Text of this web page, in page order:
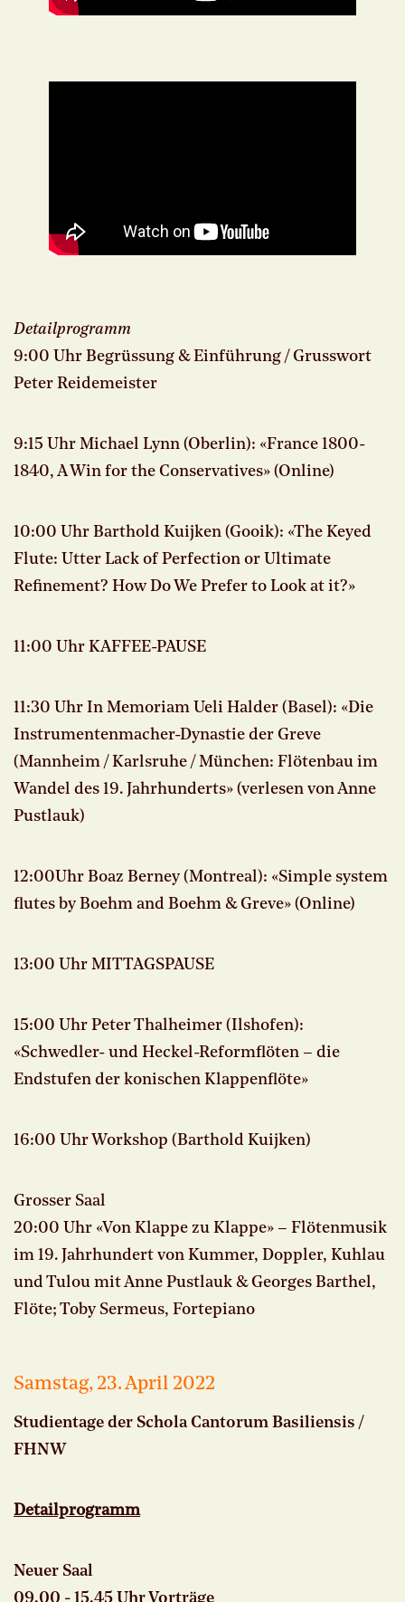
Detailprogramm
9:00 Uhr Begrüssung & Einführung / Grusswort
Peter Reidemeister
9:15 Uhr Michael Lynn (Oberlin): «France 1800-
1840, A Win for the Conservatives» (Online)
10:00 Uhr Barthold Kuijken (Gooik): «The Keyed
Flute: Utter Lack of Perfection or Ultimate
Refinement? How Do We Prefer to Look at it?»
11:00 Uhr KAFFEE-PAUSE
11:30 Uhr In Memoriam Ueli Halder (Basel): «Die
Instrumentenmacher-Dynastie der Greve
(Mannheim / Karlsruhe / München: Flötenbau im
Wandel des 19. Jahrhunderts» (verlesen von Anne
Pustlauk)
12:00Uhr Boaz Berney (Montreal): «Simple system
flutes by Boehm and Boehm & Greve» (Online)
13:00 Uhr MITTAGSPAUSE
15:00 Uhr Peter Thalheimer (Ilshofen):
«Schwedler- und Heckel-Reformflöten – die
Endstufen der konischen Klappenflöte»
16:00 Uhr Workshop (Barthold Kuijken)
Grosser Saal
20:00 Uhr «Von Klappe zu Klappe» – Flötenmusik
im 19. Jahrhundert von Kummer, Doppler, Kuhlau
und Tulou mit Anne Pustlauk & Georges Barthel,
Flöte; Toby Sermeus, Fortepiano
Samstag, 23. April 2022
Studientage der Schola Cantorum Basiliensis /
FHNW
Detailprogramm
Neuer Saal
09.00 - 15.45 Uhr Vorträge